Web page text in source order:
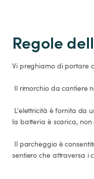
Regole
Vi preghiamo di portare
la batteria è scarica,
sentiero che attraversa i